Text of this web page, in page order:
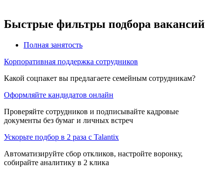
Быстрые фильтры подбора вакансий
Полная занятость
Корпоративная поддержка сотрудников
Какой соцпакет вы предлагаете семейным сотрудникам?
Оформляйте кандидатов онлайн
Проверяйте сотрудников и подписывайте кадровые
документы без бумаг и личных встреч
Ускорьте подбор в 2 раза с Talantix
Автоматизируйте сбор откликов, настройте воронку,
собирайте аналитику в 2 клика